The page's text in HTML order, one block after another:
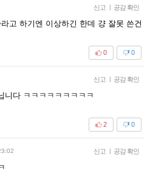
신고 | 공감 확인
고 하기엔 이상하긴 한데 걍 잘못 쓴건
0
0
신고 | 공감 확인
니다 ㅋㅋㅋㅋㅋㅋㅋㅋㅋ
0
2
신고 | 공감 확인